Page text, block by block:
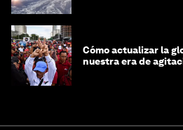
Cómo actualizar la
nuestra era de